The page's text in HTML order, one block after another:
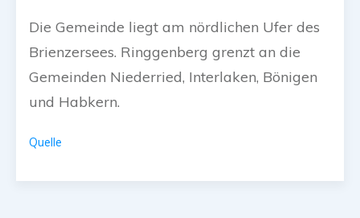
Die Gemeinde liegt am nördlichen Ufer des
Brienzersees. Ringgenberg grenzt an die
Gemeinden Niederried, Interlaken, Bönigen
und Habkern.
Quelle